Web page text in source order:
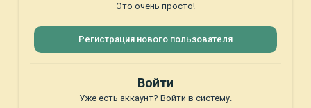
Это очень просто!
Регистрация нового пользователя
Войти
Уже есть аккаунт? Войти в систему.